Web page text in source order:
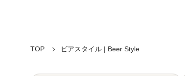
TOP ビアスタイル | Beer Style